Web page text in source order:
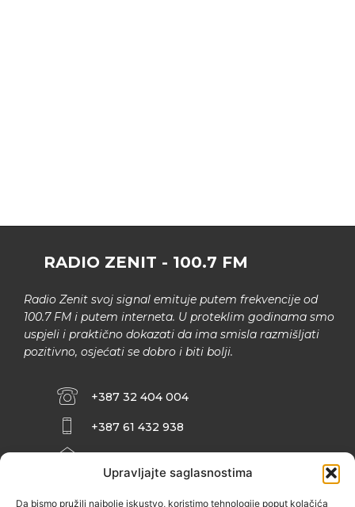
Upravljajte saglasnostima
Da bismo pružili najbolje iskustvo, koristimo tehnologije poput kolačića
RADIO ZENIT - 100.7 FM
Radio Zenit svoj signal emituje putem frekvencije od
100.7 FM i putem interneta. U proteklim godinama smo
uspjeli i praktično dokazati da ima smisla razmišljati
pozitivno, osjećati se dobro i biti bolji.
+387 32 404 004
+387 61 432 938
INFO@ZENIT.BA
ZENIČANKA, 3. SPRAT), 72000 ZENICA